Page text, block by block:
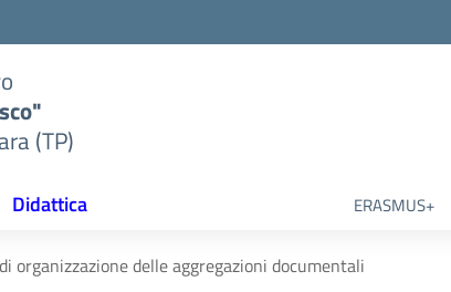
(TP)
Didattica ERASMUS+
organizzazione delle aggregazioni documentali